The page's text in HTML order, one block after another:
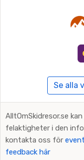
Se alla
AlltOmSkidresor.se
felaktigheter i den
kontakta oss för
feedback här